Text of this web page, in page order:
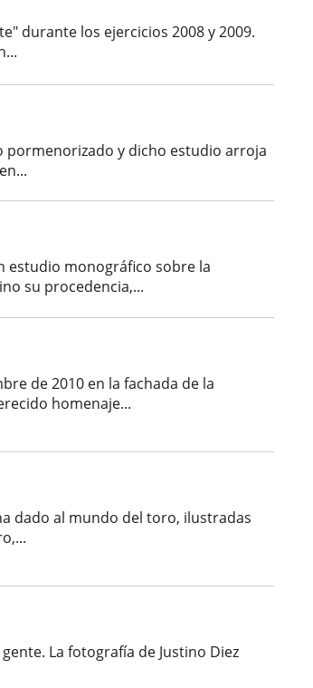
durante los ejercicios 2008 y 2009.
pormenorizado y dicho estudio arroja
estudio monográfico sobre la
su procedencia,...
de 2010 en la fachada de la
homenaje...
dado al mundo del toro, ilustradas
La fotografía de Justino Diez